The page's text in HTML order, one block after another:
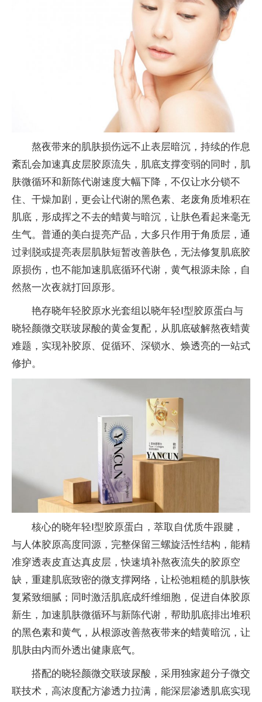
熬夜带来的肌肤损伤远不止表层暗沉，持续的作息
紊乱会加速真皮层胶原流失，肌底支撑变弱的同时，肌
肤微循环和新陈代谢速度大幅下降，不仅让水分锁不
住、干燥加剧，更会让代谢的黑色素、老废角质堆积在
肌底，形成挥之不去的蜡黄与暗沉，让肤色看起来毫无
生气。普通的美白提亮产品，大多只作用于角质层，通
过剥脱或提亮表层肌肤短暂改善肤色，无法修复肌底胶
原损伤，也不能加速肌底循环代谢，黄气根源未除，自
然熬一次夜就打回原形。
艳存晓年轻胶原水光套组以晓年轻Ⅰ型胶原蛋白与
晓轻颜微交联玻尿酸的黄金复配，从肌底破解熬夜蜡黄
难题，实现补胶原、促循环、深锁水、焕透亮的一站式
修护。
核心的晓年轻Ⅰ型胶原蛋白，萃取自优质牛跟腱，
与人体胶原高度同源，完整保留三螺旋活性结构，能精
准穿透表皮直达真皮层，快速填补熬夜流失的胶原空
缺，重建肌底致密的微支撑网络，让松弛粗糙的肌肤恢
复紧致细腻；同时激活肌底成纤维细胞，促进自体胶原
新生，加速肌肤微循环与新陈代谢，帮助肌底排出堆积
的黑色素和黄气，从根源改善熬夜带来的蜡黄暗沉，让
肌肤由内而外透出健康底气。
搭配的晓轻颜微交联玻尿酸，采用独家超分子微交
联技术，高浓度配方渗透力拉满，能深层渗透肌底实现